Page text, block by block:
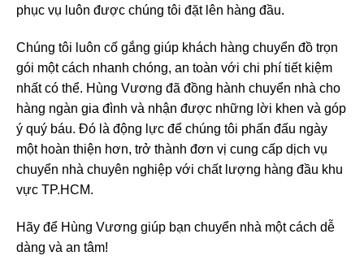
phục vụ luôn được chúng tôi đặt lên hàng đầu.
Chúng tôi luôn cố gắng giúp khách hàng chuyển đồ trọn
gói một cách nhanh chóng, an toàn với chi phí tiết kiệm
nhất có thể. Hùng Vương đã đồng hành chuyển nhà cho
hàng ngàn gia đình và nhận được những lời khen và góp
ý quý báu. Đó là động lực để chúng tôi phấn đấu ngày
một hoàn thiện hơn, trở thành đơn vị cung cấp dịch vụ
chuyển nhà chuyên nghiệp với chất lượng hàng đầu khu
vực TP.HCM.
Hãy để Hùng Vương giúp bạn chuyển nhà một cách dễ
dàng và an tâm!